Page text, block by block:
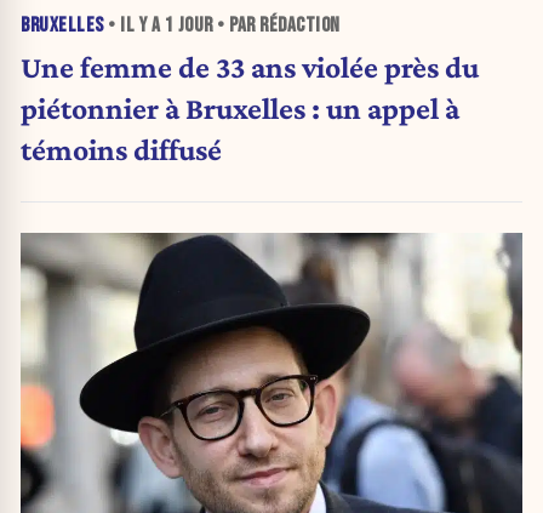
BRUXELLES• IL Y A 1 JOUR• PAR RÉDACTION
Une femme de 33 ans violée près du
piétonnier à Bruxelles : un appel à
témoins diffusé